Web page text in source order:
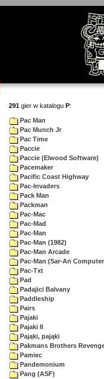
291 gier w katalogu P:
Pac Man
Pac Munch Jr
Pac Time
Paccie
Paccie (Elwood Software)
Pacemaker
Pacific Coast Highway
Pac-Invaders
Pack Man
Packman
Pac-Mac
Pac-Mad
Pac-Man
Pac-Man (1982)
Pac-Man Arcade
Pac-Man (Sar-An
Pac-Txt
Pad
Padajici Balvany
Paddleship
Pairs
Pajaki
Pajaki II
Pająki, pająki
Pakmans Brothers
Pamiec
Pandemonium
Pang (ASF)